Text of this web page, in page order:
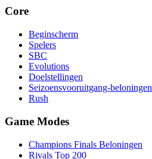
Core
Beginscherm
Spelers
SBC
Evolutions
Doelstellingen
Seizoensvooruitgang-beloningen
Rush
Game Modes
Champions Finals Beloningen
Rivals Top 200